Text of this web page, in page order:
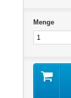
Menge